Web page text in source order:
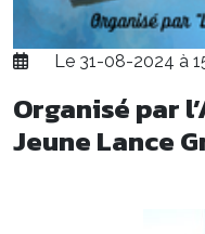
Le 31-08-2024 à
Organisé par
Jeune Lance